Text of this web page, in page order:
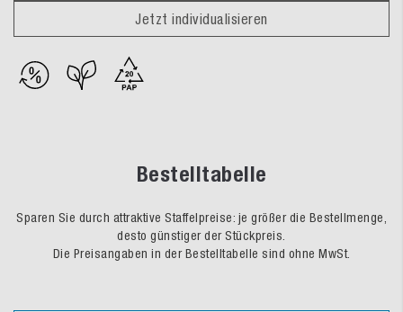
Jetzt individualisieren
Bestelltabelle
Sparen Sie durch attraktive Staffelpreise: je größer die Bestellmenge,
desto günstiger der Stückpreis.
Die Preisangaben in der Bestelltabelle sind ohne MwSt.